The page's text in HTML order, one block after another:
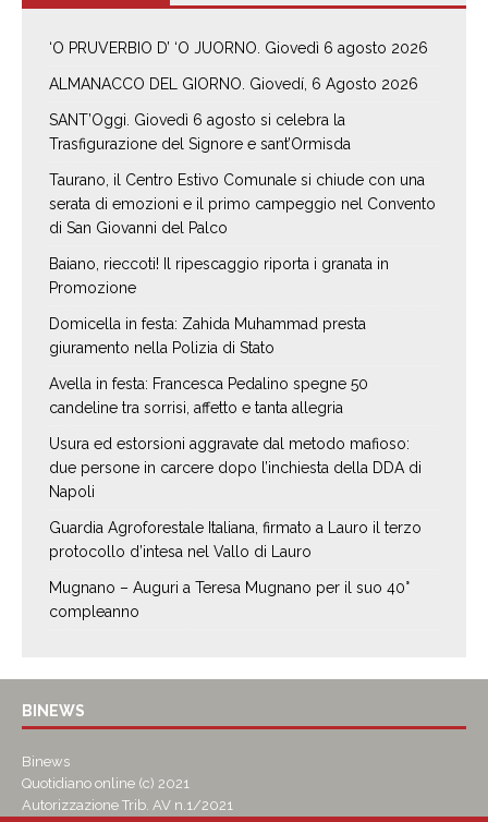
‘O PRUVERBIO D’ ‘O JUORNO. Giovedì 6 agosto 2026
ALMANACCO DEL GIORNO. Giovedí, 6 Agosto 2026
SANT’Oggi. Giovedì 6 agosto si celebra la
Trasfigurazione del Signore e sant’Ormisda
Taurano, il Centro Estivo Comunale si chiude con una
serata di emozioni e il primo campeggio nel Convento
di San Giovanni del Palco
Baiano, rieccoti! Il ripescaggio riporta i granata in
Promozione
Domicella in festa: Zahida Muhammad presta
giuramento nella Polizia di Stato
Avella in festa: Francesca Pedalino spegne 50
candeline tra sorrisi, affetto e tanta allegria
Usura ed estorsioni aggravate dal metodo mafioso:
due persone in carcere dopo l’inchiesta della DDA di
Napoli
Guardia Agroforestale Italiana, firmato a Lauro il terzo
protocollo d’intesa nel Vallo di Lauro
Mugnano – Auguri a Teresa Mugnano per il suo 40°
compleanno
BINEWS
Binews
Quotidiano online (c) 2021
Autorizzazione Trib. AV n.1/2021